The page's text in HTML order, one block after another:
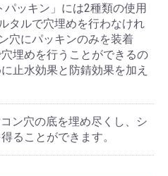
パッキン」には2種類の使用
タルで穴埋めを行わなけれ
穴にパッキンのみを装着
埋めを行うことができるの
止水効果と防錆効果を加え
ン穴の底を埋め尽くし、シ
ることができます。